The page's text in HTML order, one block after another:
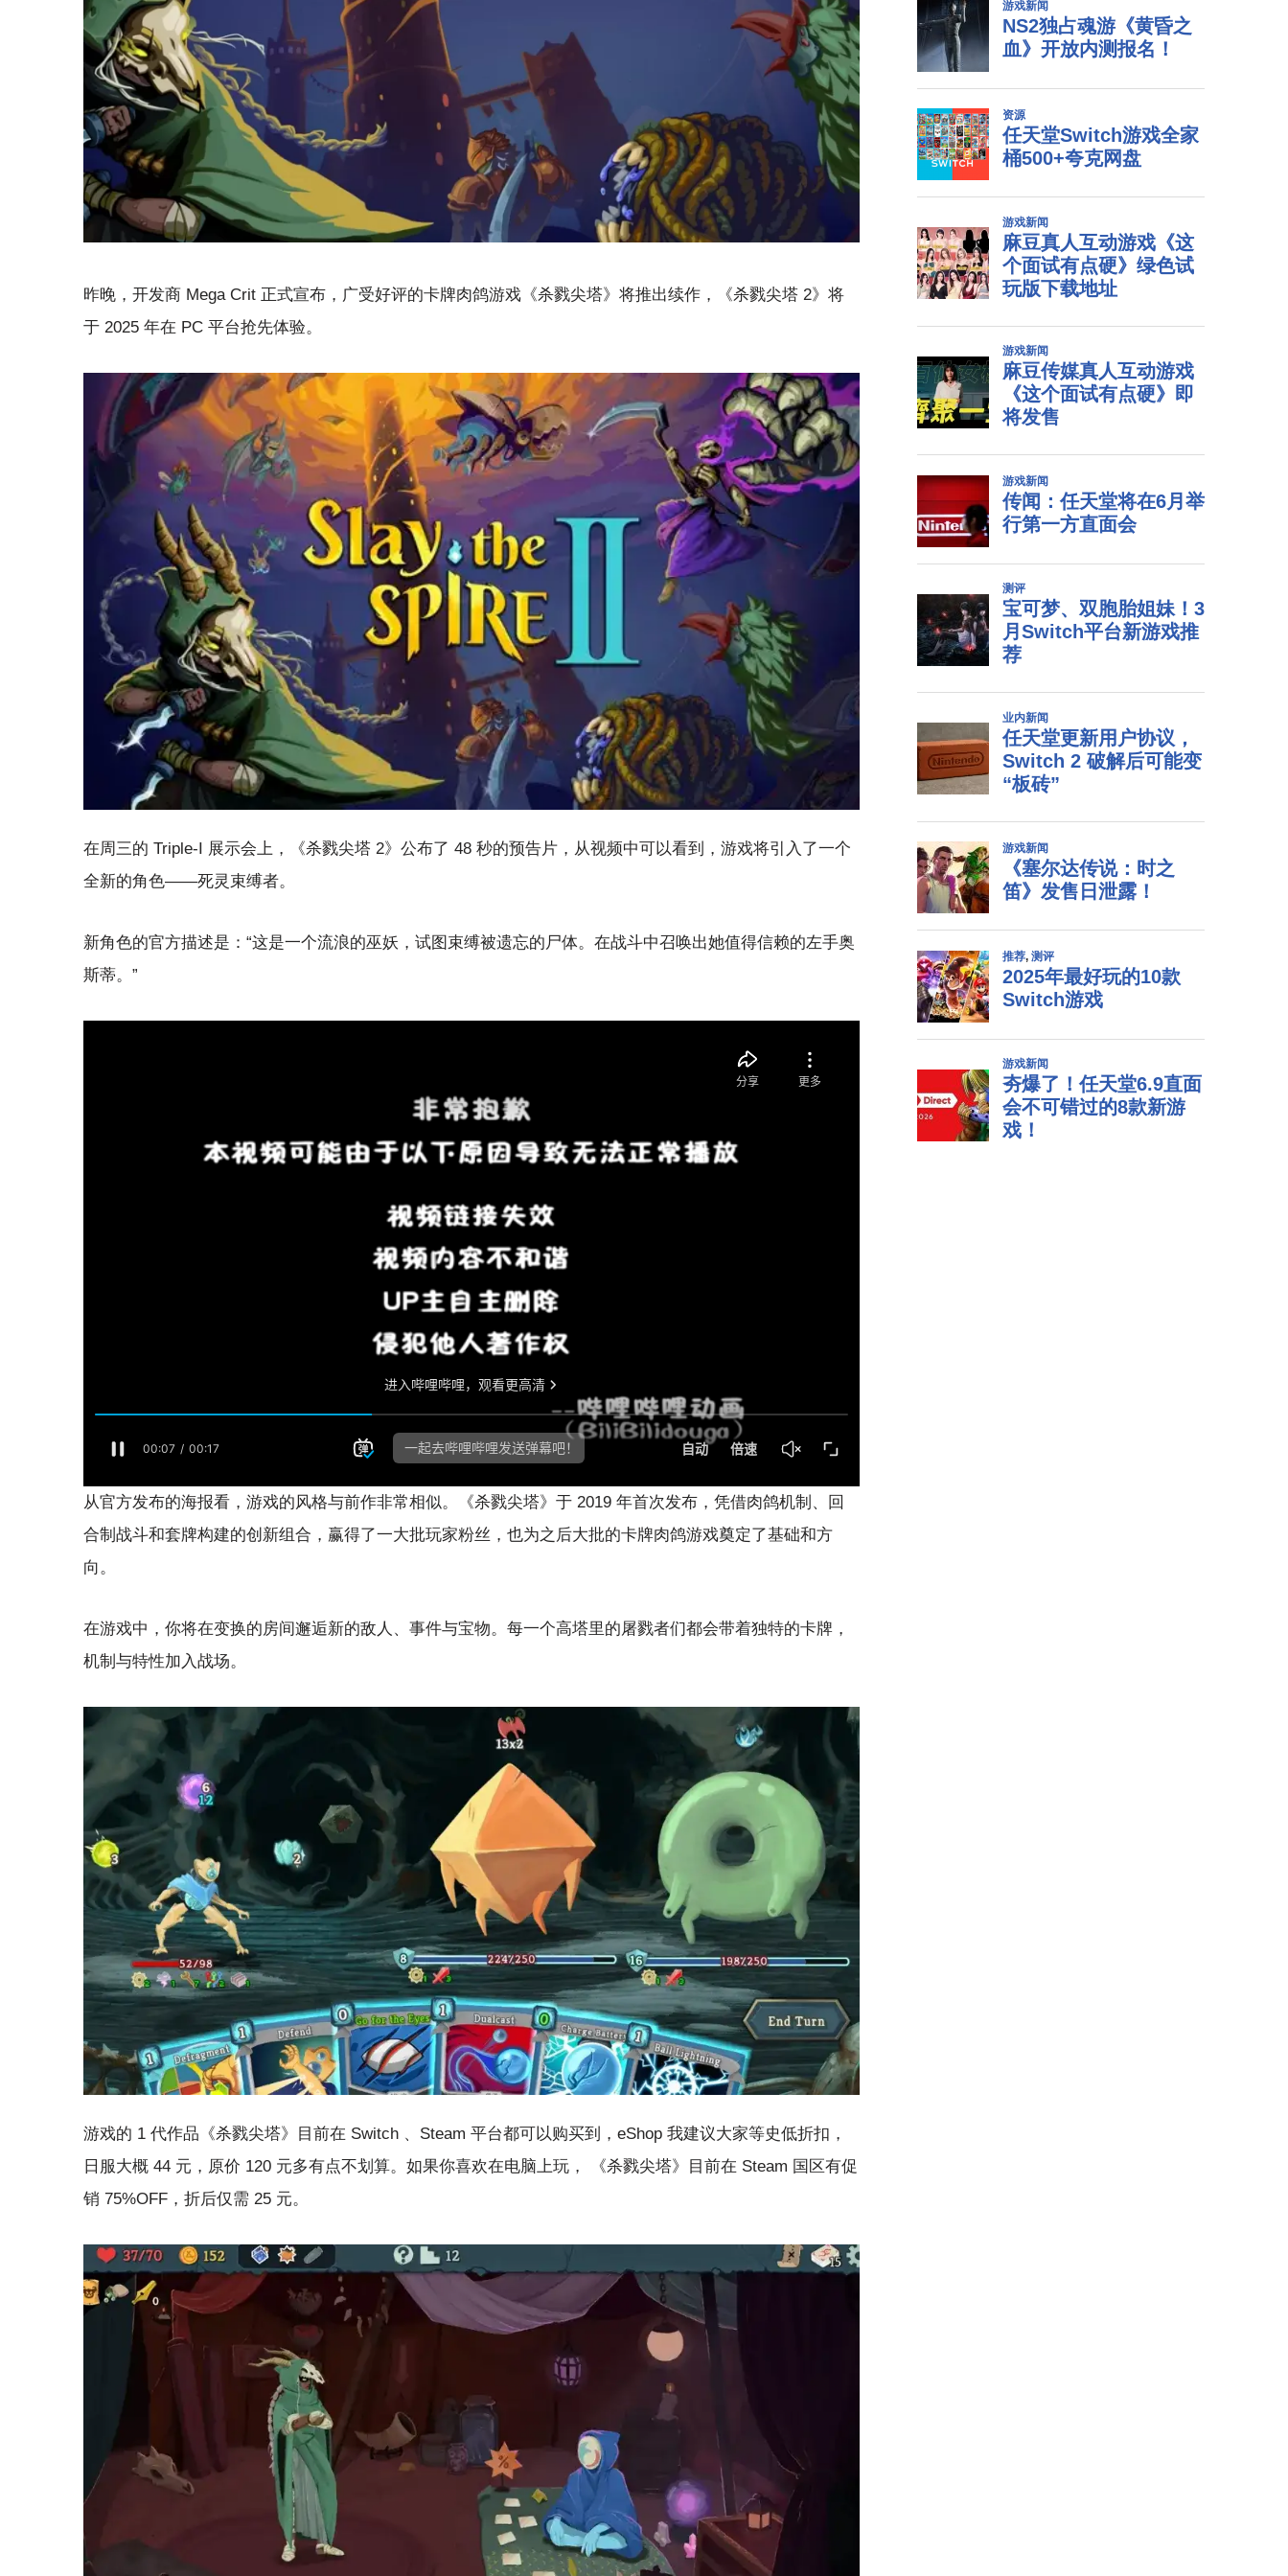
昨晚，开发商 Mega Crit 正式宣布，广受好评的卡牌肉鸽游戏《杀戮尖塔》将推出续作，《杀戮尖塔 2》将
于 2025 年在 PC 平台抢先体验。
在周三的 Triple-I 展示会上，《杀戮尖塔 2》公布了 48 秒的预告片，从视频中可以看到，游戏将引入了一个
全新的角色——死灵束缚者。
新角色的官方描述是：“这是一个流浪的巫妖，试图束缚被遗忘的尸体。在战斗中召唤出她值得信赖的左手奥
斯蒂。”
从官方发布的海报看，游戏的风格与前作非常相似。《杀戮尖塔》于 2019 年首次发布，凭借肉鸽机制、回
合制战斗和套牌构建的创新组合，赢得了一大批玩家粉丝，也为之后大批的卡牌肉鸽游戏奠定了基础和方
向。
在游戏中，你将在变换的房间邂逅新的敌人、事件与宝物。每一个高塔里的屠戮者们都会带着独特的卡牌，
机制与特性加入战场。
游戏的 1 代作品《杀戮尖塔》目前在 Switch 、Steam 平台都可以购买到，eShop 我建议大家等史低折扣，
日服大概 44 元，原价 120 元多有点不划算。如果你喜欢在电脑上玩， 《杀戮尖塔》目前在 Steam 国区有促
销 75%OFF，折后仅需 25 元。